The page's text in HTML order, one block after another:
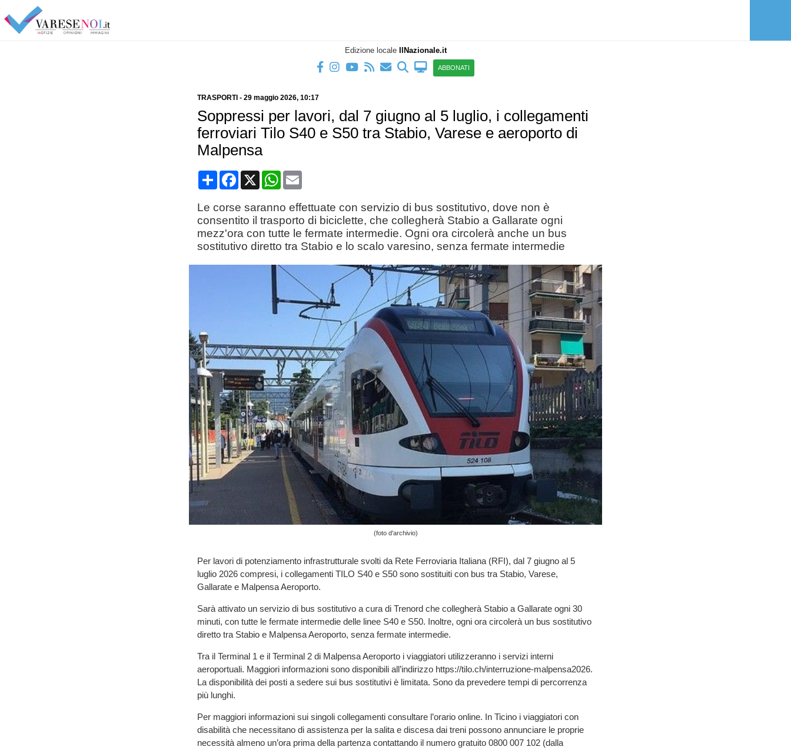
Edizione locale IlNazionale.it
ABBONATI
TRASPORTI - 29 maggio 2026, 10:17
Soppressi per lavori, dal 7 giugno al 5 luglio, i collegamenti
ferroviari Tilo S40 e S50 tra Stabio, Varese e aeroporto di
Malpensa
CondividiFacebook
X WhatsApp
Email
Le corse saranno effettuate con servizio di bus sostitutivo, dove non è
consentito il trasporto di biciclette, che collegherà Stabio a Gallarate ogni
mezz'ora con tutte le fermate intermedie. Ogni ora circolerà anche un bus
sostitutivo diretto tra Stabio e lo scalo varesino, senza fermate intermedie
(foto d'archivio)
Per lavori di potenziamento infrastrutturale svolti da Rete Ferroviaria Italiana (RFI), dal 7 giugno al 5
luglio 2026 compresi, i collegamenti TILO S40 e S50 sono sostituiti con bus tra Stabio, Varese,
Gallarate e Malpensa Aeroporto.
Sarà attivato un servizio di bus sostitutivo a cura di Trenord che collegherà Stabio a Gallarate ogni 30
minuti, con tutte le fermate intermedie delle linee S40 e S50. Inoltre, ogni ora circolerà un bus sostitutivo
diretto tra Stabio e Malpensa Aeroporto, senza fermate intermedie.
Tra il Terminal 1 e il Terminal 2 di Malpensa Aeroporto i viaggiatori utilizzeranno i servizi interni
aeroportuali. Maggiori informazioni sono disponibili all’indirizzo https://tilo.ch/interruzione-malpensa2026.
La disponibilità dei posti a sedere sui bus sostitutivi è limitata. Sono da prevedere tempi di percorrenza
più lunghi.
Per maggiori informazioni sui singoli collegamenti consultare l’orario online. In Ticino i viaggiatori con
disabilità che necessitano di assistenza per la salita e discesa dai treni possono annunciare le proprie
necessità almeno un’ora prima della partenza contattando il numero gratuito 0800 007 102 (dalla